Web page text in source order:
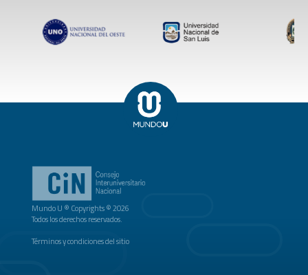
Mundo U ® Copyrights © 2026
Todos los derechos reservados.
Términos y condiciones del sitio